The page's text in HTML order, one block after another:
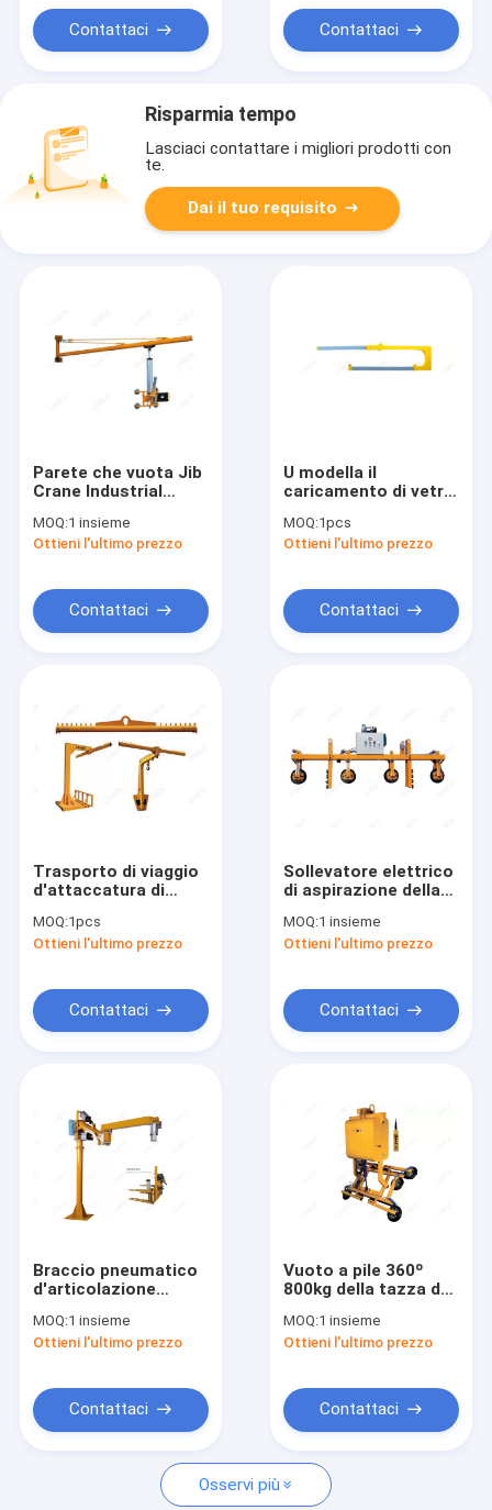
Prodotti
Circa noi
Giro della fabbrica
Richieda una citazione
sigillante di vetro del silicone
Contattaci Contattaci
Risparmia tempo
Lasciaci contattare i migliori prodotti con
te.
Dai il tuo requisito
Parete che vuota Jib
Crane Industrial
Equipment
MOQ:1 insieme
Ottieni l'ultimo prezzo
Contattaci
U modella il
caricamento di vetro
macchina del
sollevatore del
MOQ:1pcs
Ottieni l'ultimo prezzo
Contattaci
Trasporto di viaggio
d'attaccatura di
Raw Glass Packs
MOQ:1pcs
Ottieni l'ultimo prezzo
Contattaci
Sollevatore elettrico
di aspirazione della
tazza di vuoto del
manipolatore per lo
MOQ:1 insieme
Ottieni l'ultimo prezzo
Contattaci
Braccio pneumatico
d'articolazione
200KG del
manipolatore
MOQ:1 insieme
Ottieni l'ultimo prezzo
Contattaci
Vuoto a pile 360º
800kg della tazza del
tazza di aspirazione
MOQ:1 insieme
Ottieni l'ultimo prezzo
Contattaci
Osservi più